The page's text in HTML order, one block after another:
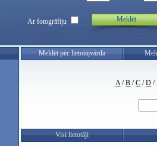
Ar fotogrāfiju Meklēt
Meklēt pēc lietotājvārda
A/B /C /D /
Visi lietotāji